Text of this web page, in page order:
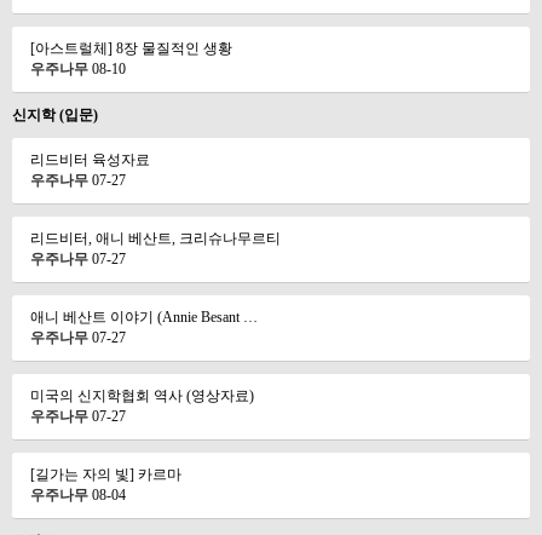
[아스트럴체] 8장 물질적인 생황
우주나무 08-10
신지학 (입문)
리드비터 육성자료
우주나무 07-27
리드비터, 애니 베산트, 크리슈나무르티
우주나무 07-27
애니 베산트 이야기 (Annie Besant …
우주나무 07-27
미국의 신지학협회 역사 (영상자료)
우주나무 07-27
[길가는 자의 빛] 카르마
우주나무 08-04